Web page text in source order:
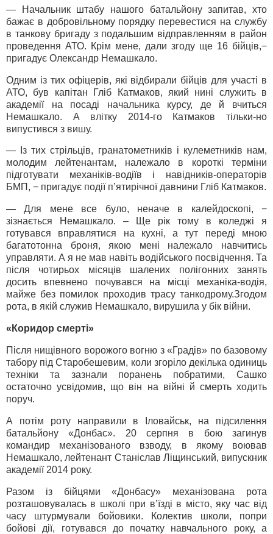
— Начальник штабу нашого батальйону запитав, хто
бажає в добровільному порядку перевестися на службу
в танкову бригаду з подальшим відправленням в район
проведення АТО. Крім мене, дали згоду ще 16 бійців,−
пригадує Олександр Немашкало.
Одним із тих офіцерів, які відбирали бійців для участі в
АТО, був капітан Гліб Катмаков, який нині служить в
академії на посаді начальника курсу, де й вчиться
Немашкало. А влітку 2014-го Катмаков тільки-но
випустився з вишу.
— Із тих стрільців, гранатометників і кулеметників нам,
молодим лейтенантам, належало в короткі терміни
підготувати механіків-водіїв і навідників-операторів
БМП, − пригадує події п’ятирічної давнини Гліб Катмаков.
— Для мене все було, неначе в калейдоскопі, −
зізнається Немашкало. – Ще рік тому в коледжі я
готувався вправлятися на кухні, а тут переді мною
багатотонна броня, якою мені належало навчитись
управляти. А я не мав навіть водійського посвідчення. Та
після чотирьох місяців шалених полігонних занять
досить впевнено почувався на місці механіка-водія,
майже без помилок проходив трасу танкодрому.Згодом
рота, в якій служив Немашкало, вирушила у бік війни.
«Коридор смерті»
Після нищівного ворожого вогню з «Градів» по базовому
табору під Старобешевим, коли згоріло декілька одиниць
техніки та зазнали поранень побратими, Сашко
остаточно усвідомив, що він на війні й смерть ходить
поруч.
А потім роту направили в Іловайськ, на підсилення
батальйону «Донбас». 20 серпня в бою загинув
командир механізованого взводу, в якому воював
Немашкало, лейтенант Станіслав Ліщинський, випускник
академії 2014 року.
Разом із бійцями «Донбасу» механізована рота
розташовувалась в школі при в’їзді в місто, яку час від
часу штурмували бойовики. Колектив школи, попри
бойові дії, готувався до початку навчального року, а